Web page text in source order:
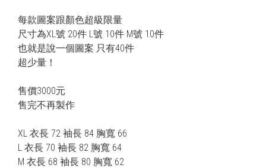
每款圖案跟顏色超級限量
尺寸為XL號 20件 L號 10件 M號 10件
也就是說一個圖案 只有40件
超少量！
售價3000元
售完不再製作
XL 衣長 72 袖長 84 胸寬 66
L 衣長 70 袖長 82 胸寬 64
M 衣長 68 袖長 80 胸寬 62